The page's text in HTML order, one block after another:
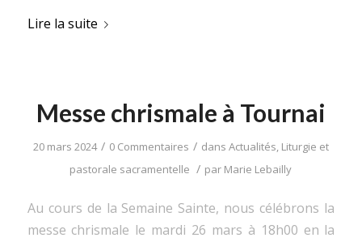
Lire la suite
Messe chrismale à Tournai
20 mars 2024 / 0 Commentaires / dans Actualités, Liturgie et
pastorale sacramentelle / par Marie Lebailly
Au cours de la Semaine Sainte, nous célébrons la
messe chrismale le mardi 26 mars à 18h00 en la